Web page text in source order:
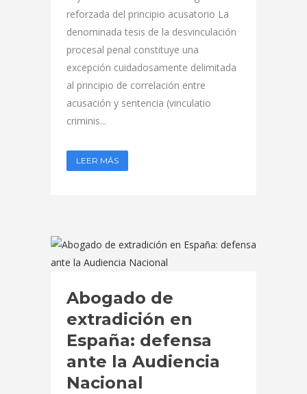
reforzada del principio acusatorio La
denominada tesis de la desvinculación
procesal penal constituye una
excepción cuidadosamente delimitada
al principio de correlación entre
acusación y sentencia (vinculatio
criminis...
LEER MÁS
Abogado de
extradición en
España: defensa
ante la Audiencia
Nacional